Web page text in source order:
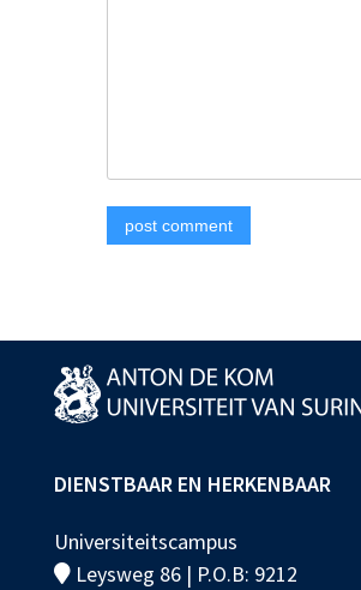
post comment
DIENSTBAAR EN HERKENBAAR
Universiteitscampus
Leysweg 86 | P.O.B: 9212